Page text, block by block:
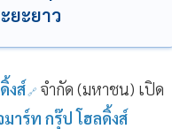
ยะยาว
งส์ จำกัด (มหาชน) เปิด
มาร์ท กรุ๊ป โฮลดิ้งส์